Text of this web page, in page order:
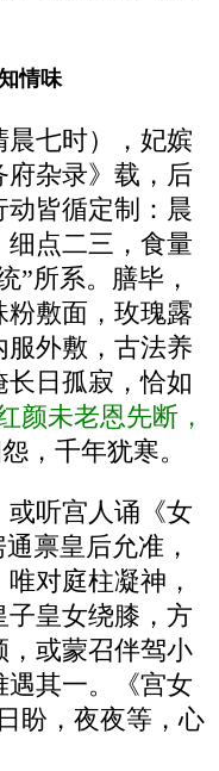
情味
晨七时），妃嫔
府杂录》载，后
皆循定制：晨
细点二三，食量
”所系。膳毕，
敷面，玫瑰露
外敷，古法养
日孤寂，恰如
颜未老恩先断，
，千年犹寒。
或听宫人诵《女
禀皇后允准，
对庭柱凝神，
皇女绕膝，方
，或蒙召伴驾小
遇其一。《宫女
盼，夜夜等，心